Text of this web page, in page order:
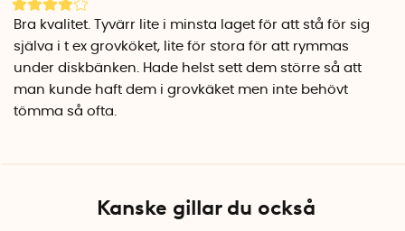
som pressar ner avfallet och snäpper fast på kärlet, vilket
ökar dess kapacitet. De komprimerande locken sitter på
samtliga kärl.
Designad för köksskåp i standardmått
Green Lizzie är designad med standardmått i åtanke och
Sopsorteringssystemet Green Lizzie är en innovation av Olov
Bra kvalitet. Tyvärr lite i minsta laget för att stå för sig
själva i t ex grovköket, lite för stora för att rymmas
under diskbänken. Hade helst sett dem större så att
man kunde haft dem i grovkäket men inte behövt
tömma så ofta.
Kanske gillar du också